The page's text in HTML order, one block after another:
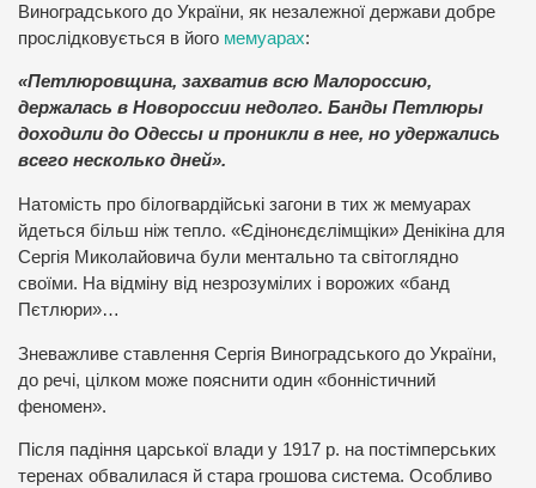
Виноградського до України, як незалежної держави добре
прослідковується в його мемуарах:
«Петлюровщина, захватив всю Малороссию,
держалась в Новороссии недолго. Банды Петлюры
доходили до Одессы и проникли в нее, но удержались
всего несколько дней».
Натомість про білогвардійські загони в тих ж мемуарах
йдеться більш ніж тепло. «Єдінонєдєлімщіки» Денікіна для
Сергія Миколайовича були ментально та світоглядно
своїми. На відміну від незрозумілих і ворожих «банд
Пєтлюри»…
Зневажливе ставлення Сергія Виноградського до України,
до речі, цілком може пояснити один «бонністичний
феномен».
Після падіння царської влади у 1917 р. на постімперських
теренах обвалилася й стара грошова система. Особливо